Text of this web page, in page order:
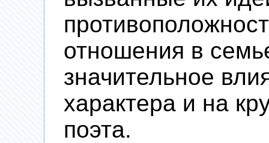
отношения в
значительное
характера и на
поэта.